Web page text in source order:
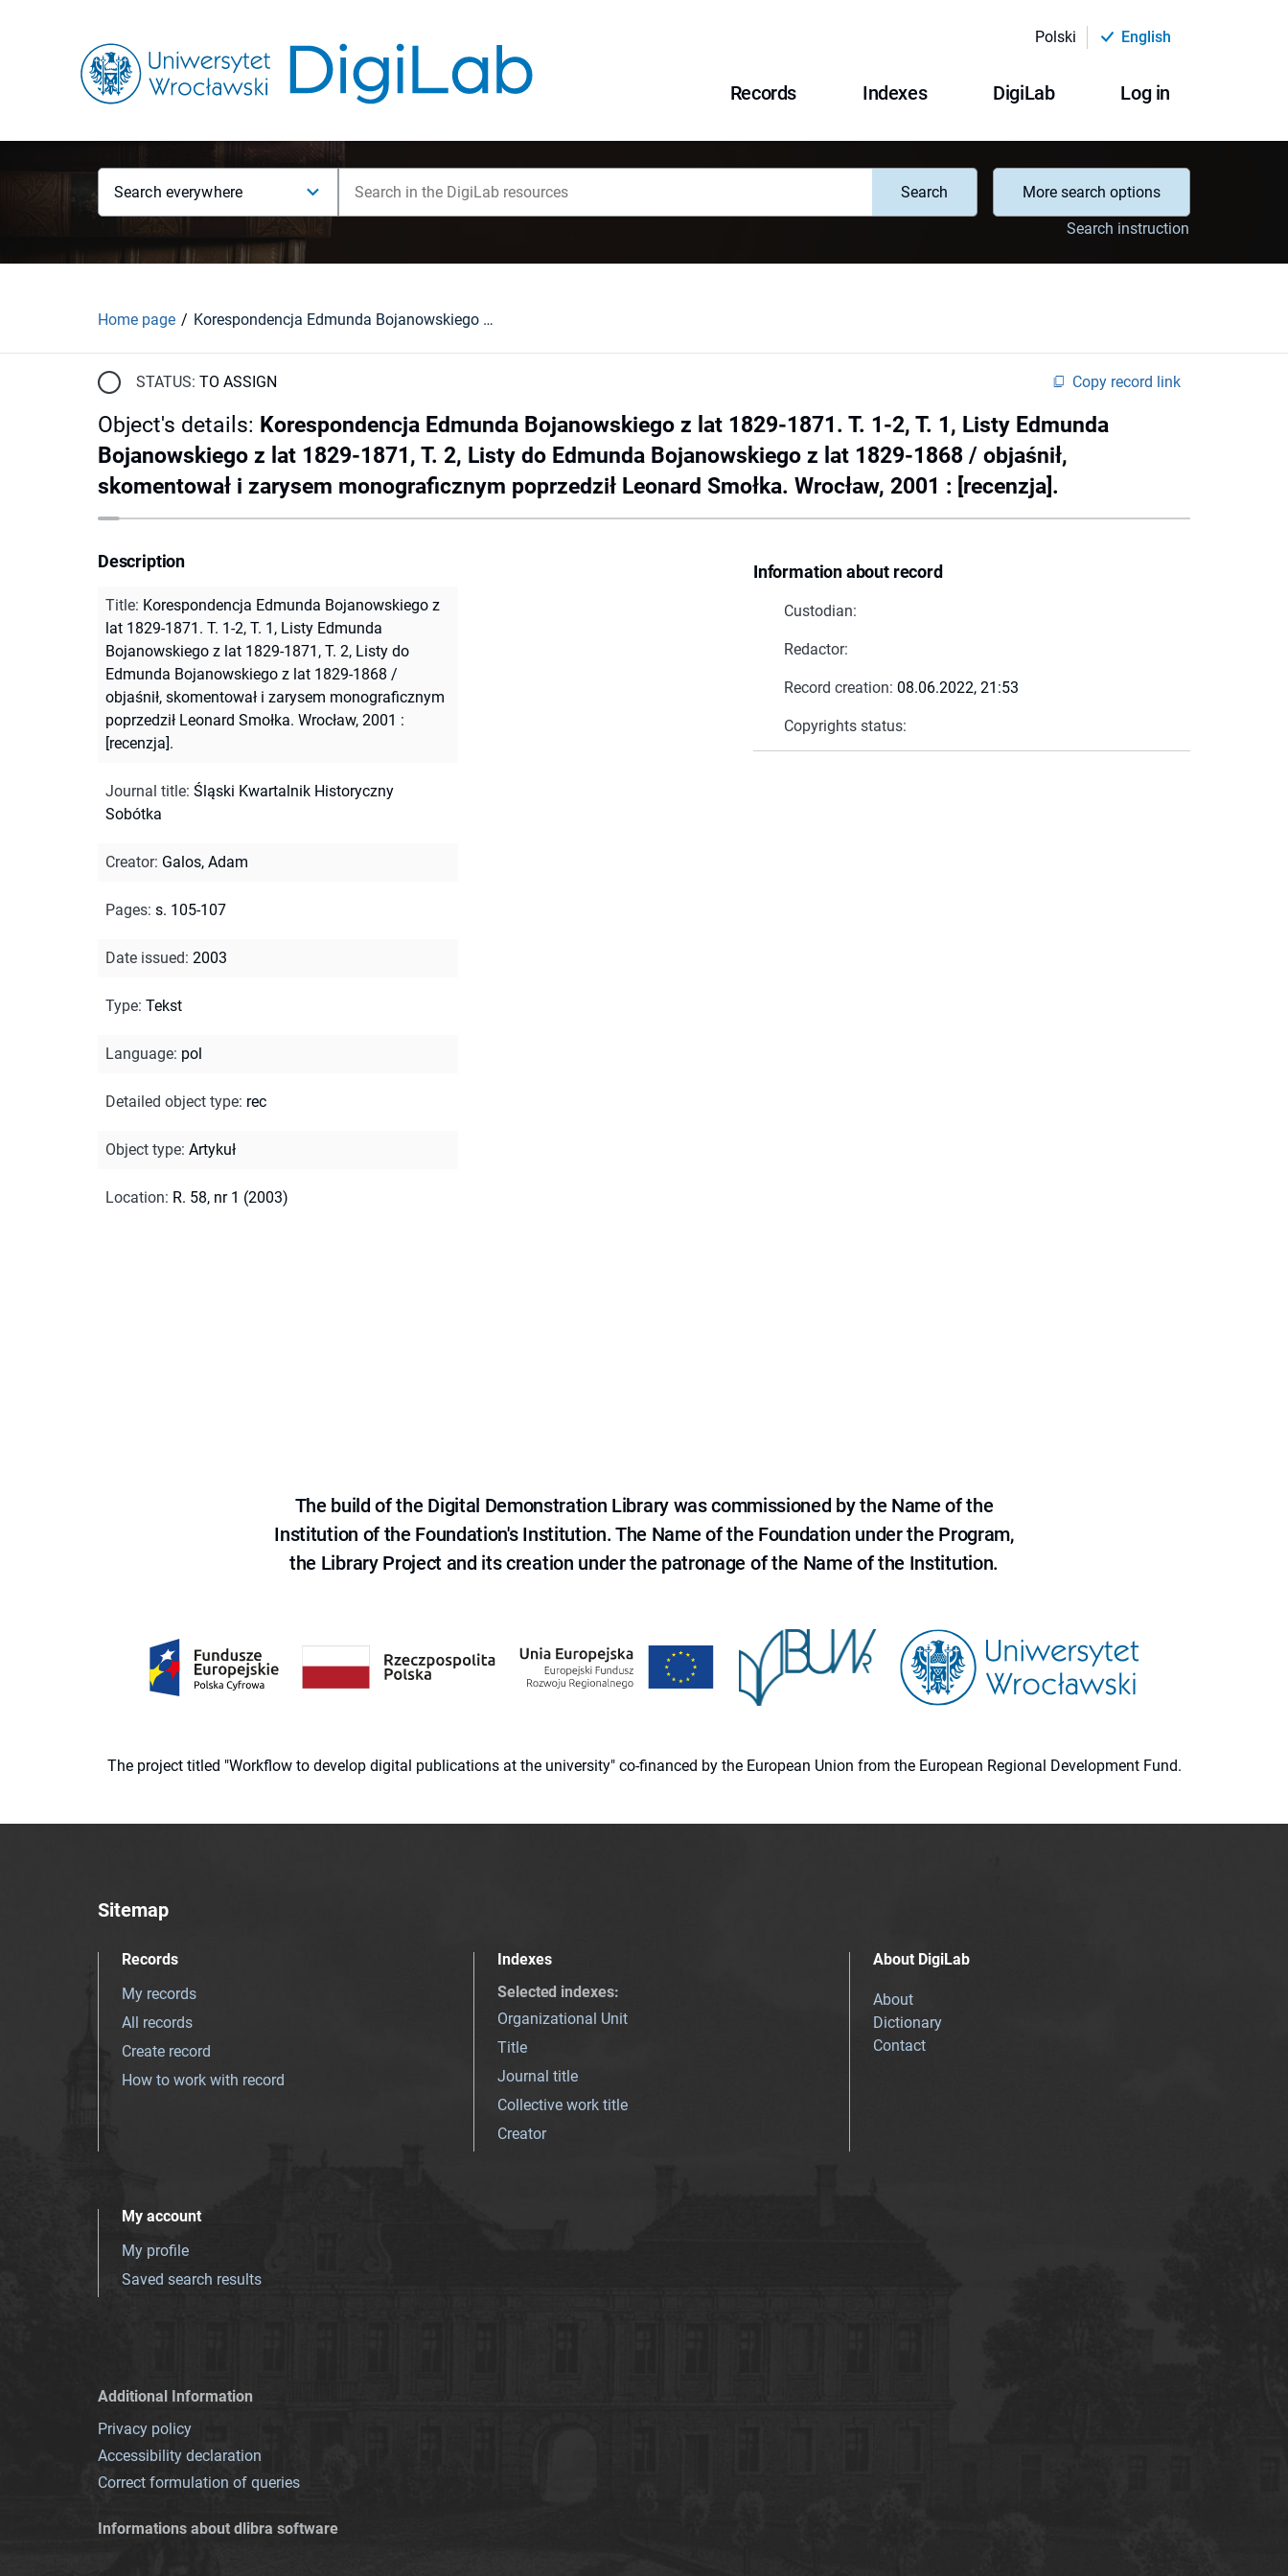
Polski English
Records Indexes DigiLab Log in
Search everywhere Search
More search options
Search instruction
Home page Korespondencja Edmunda Bojanowskiego z lat 1829-1871. T. 1-2, T. 1, Listy Edmunda Bojanowskiego z lat 1829-1871, T. 2, Listy do Edmunda Bojanowskiego z lat 1829-1868 / objaśnił, skomentował i zarysem monograficznym poprzedził Leonard Smołka. Wrocław, 2001 : [recenzja].
STATUS: TO ASSIGN Copy record link
Object's details: Korespondencja Edmunda Bojanowskiego z lat 1829-1871. T. 1-2, T. 1, Listy Edmunda
Bojanowskiego z lat 1829-1871, T. 2, Listy do Edmunda Bojanowskiego z lat 1829-1868 / objaśnił,
skomentował i zarysem monograficznym poprzedził Leonard Smołka. Wrocław, 2001 : [recenzja].
Information about record
Custodian:
Redactor:
Record creation: 08.06.2022, 21:53
Copyrights status:
Description
Title: Korespondencja Edmunda Bojanowskiego z
lat 1829-1871. T. 1-2, T. 1, Listy Edmunda
Bojanowskiego z lat 1829-1871, T. 2, Listy do
Edmunda Bojanowskiego z lat 1829-1868 /
objaśnił, skomentował i zarysem monograficznym
poprzedził Leonard Smołka. Wrocław, 2001 :
[recenzja].
Journal title: Śląski Kwartalnik Historyczny
Sobótka
Creator: Galos, Adam
Pages: s. 105-107
Date issued: 2003
Type: Tekst
Language: pol
Detailed object type: rec
Object type: Artykuł
Location: R. 58, nr 1 (2003)
The build of the Digital Demonstration Library was commissioned by the Name of the
Institution of the Foundation's Institution. The Name of the Foundation under the Program,
the Library Project and its creation under the patronage of the Name of the Institution.
The project titled "Workflow to develop digital publications at the university" co-financed by the European Union from the European Regional Development Fund.
Sitemap
Records
My records
All records
Create record
How to work with record
Indexes
Selected indexes:
Organizational Unit
Title
Journal title
Collective work title
Creator
About DigiLab
About
Dictionary
Contact
My account
My profile
Saved search results
Additional Information
Privacy policy
Accessibility declaration
Correct formulation of queries
Informations about dlibra software